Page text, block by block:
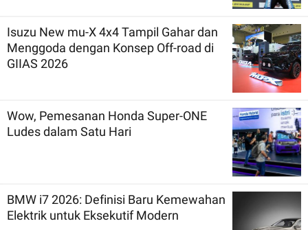
Isuzu New mu-X 4x4 Tampil Gahar dan
Menggoda dengan Konsep Off-road di
GIIAS 2026
Wow, Pemesanan Honda Super-ONE
Ludes dalam Satu Hari
BMW i7 2026: Definisi Baru Kemewahan
Elektrik untuk Eksekutif Modern